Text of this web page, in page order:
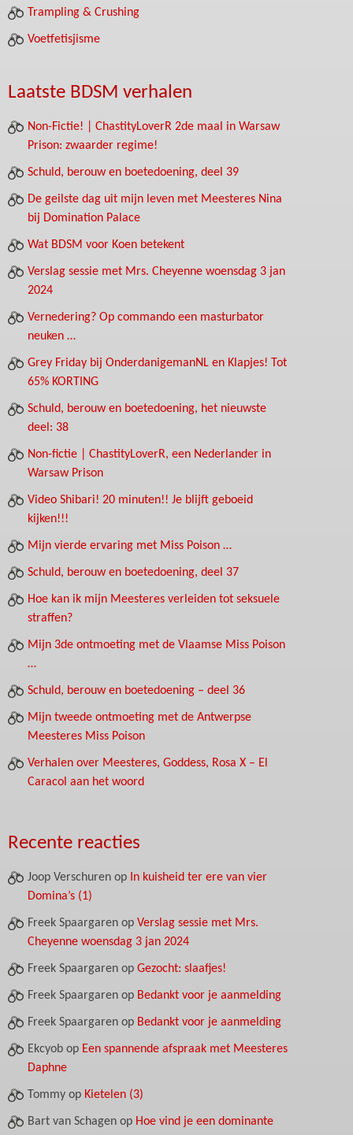
Trampling & Crushing
Voetfetisjisme
Laatste BDSM verhalen
Non-Fictie! | ChastityLoverR 2de maal in Warsaw
Prison: zwaarder regime!
Schuld, berouw en boetedoening, deel 39
De geilste dag uit mijn leven met Meesteres Nina
bij Domination Palace
Wat BDSM voor Koen betekent
Verslag sessie met Mrs. Cheyenne woensdag 3 jan
2024
Vernedering? Op commando een masturbator
neuken …
Grey Friday bij OnderdanigemanNL en Klapjes! Tot
65% KORTING
Schuld, berouw en boetedoening, het nieuwste
deel: 38
Non-fictie | ChastityLoverR, een Nederlander in
Warsaw Prison
Video Shibari! 20 minuten!! Je blijft geboeid
kijken!!!
Mijn vierde ervaring met Miss Poison …
Schuld, berouw en boetedoening, deel 37
Hoe kan ik mijn Meesteres verleiden tot seksuele
straffen?
Mijn 3de ontmoeting met de Vlaamse Miss Poison
…
Schuld, berouw en boetedoening – deel 36
Mijn tweede ontmoeting met de Antwerpse
Meesteres Miss Poison
Verhalen over Meesteres, Goddess, Rosa X – El
Caracol aan het woord
Recente reacties
Joop Verschuren op In kuisheid ter ere van vier
Domina’s (1)
Freek Spaargaren op Verslag sessie met Mrs.
Cheyenne woensdag 3 jan 2024
Freek Spaargaren op Gezocht: slaafjes!
Freek Spaargaren op Bedankt voor je aanmelding
Freek Spaargaren op Bedankt voor je aanmelding
Ekcyob op Een spannende afspraak met Meesteres
Daphne
Tommy op Kietelen (3)
Bart van Schagen op Hoe vind je een dominante